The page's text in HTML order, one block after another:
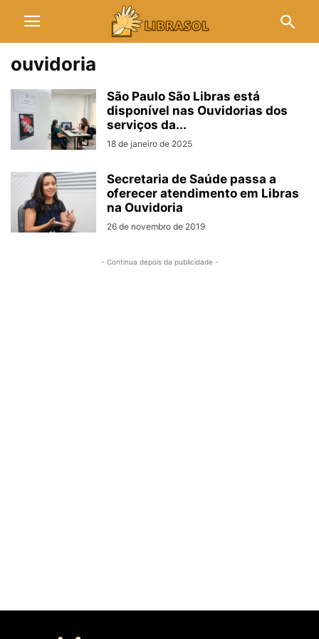
ouvidoria
São Paulo São Libras está
disponível nas Ouvidorias dos
serviços da...
18 de janeiro de 2025
Secretaria de Saúde passa a
oferecer atendimento em Libras
na Ouvidoria
26 de novembro de 2019
- Continua depois da publicidade -